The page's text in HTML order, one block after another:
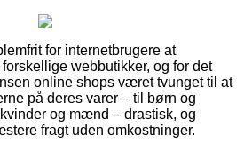
for internetbrugere at
webbutikker, og for det
online shops været tvunget til at
på deres varer – til børn og
og mænd – drastisk, og
fragt uden omkostninger.